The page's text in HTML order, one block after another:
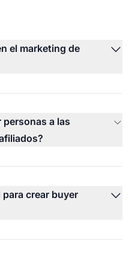
el marketing de
a las
crear buyer